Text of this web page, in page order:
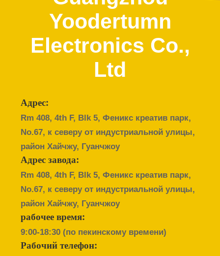
ФАБРИКА
КОНТРОЛЬ
КАЧЕСТВА
ЗАПРОС
КАРТА
САЙТА
PRIVACY
POLICY
Yoodertumn
Electronics Co.,
Ltd
Адрес:
Rm 408, 4th F, Blk 5, Феникс креатив парк,
No.67, к северу от индустриальной улицы,
район Хайчжу, Гуанчжоу
Адрес завода:
Rm 408, 4th F, Blk 5, Феникс креатив парк,
No.67, к северу от индустриальной улицы,
район Хайчжу, Гуанчжоу
рабочее время:
9:00-18:30 (по пекинскому времени)
Рабочий телефон: